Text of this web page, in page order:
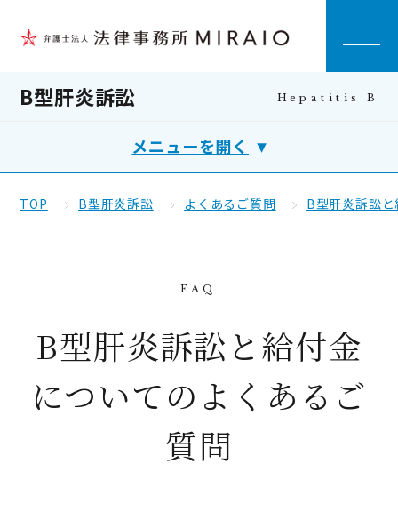
B型肝炎訴訟
メニューを開く
TOP B型肝炎訴訟 よくあるご質問 B型肝炎訴訟
B型肝炎訴訟と給付金
についてのよくあるご
質問